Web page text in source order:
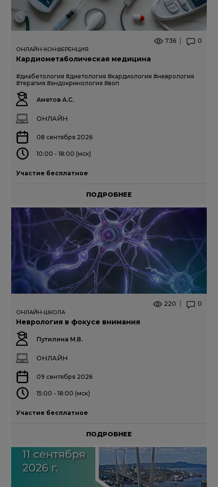
736 0
ОНЛАЙН-КОНФЕРЕНЦИЯ
Кардиометаболическая медицина
#диабетология #диетология #кардиология #неврология
#терапия #эндокринология #воп
Аметов А.С.
ОНЛАЙН
08 сентября 2026
10:00 - 18:00 (мск)
Участие бесплатное
ПОДРОБНЕЕ
220 0
ОНЛАЙН-ШКОЛА
Неврология в фокусе внимания
Путилина М.В.
ОНЛАЙН
09 сентября 2026
15:00 - 18:00 (мск)
Участие бесплатное
ПОДРОБНЕЕ